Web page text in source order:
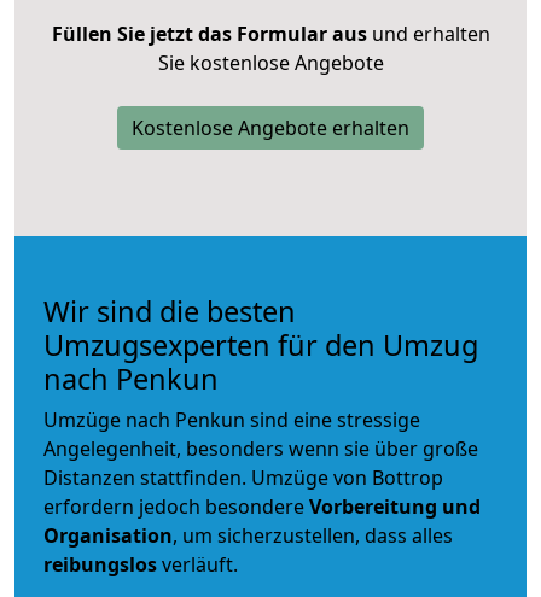
Füllen Sie jetzt das Formular ausund erhalten
Sie kostenlose Angebote
Kostenlose Angebote erhalten
Wir sind die besten
Umzugsexperten für den Umzug
nach Penkun
Umzüge nach Penkun sind eine stressige
Angelegenheit, besonders wenn sie über große
Distanzen stattfinden. Umzüge von Bottrop
erfordern jedoch besondereVorbereitung und
Organisation, um sicherzustellen, dass alles
reibungslosverläuft.